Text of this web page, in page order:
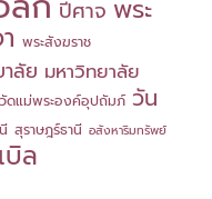
ปีศาจ พระ
พระสังฆราช
ลัย มหาวิทยาลัย
วัดแม่พระองค์อุปถัมภ์ วัน
สุราษฎร์ธานี อสังหาริมทรัพย์
บิล